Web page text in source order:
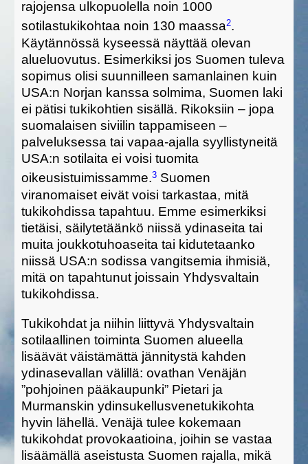
rajojensa ulkopuolella noin 1000
sotilastukikohtaa noin 130 maassa2.
Käytännössä kyseessä näyttää olevan
alueluovutus. Esimerkiksi jos Suomen tuleva
sopimus olisi suunnilleen samanlainen kuin
USA:n Norjan kanssa solmima, Suomen laki
ei pätisi tukikohtien sisällä. Rikoksiin – jopa
suomalaisen siviilin tappamiseen –
palveluksessa tai vapaa-ajalla syyllistyneitä
USA:n sotilaita ei voisi tuomita
oikeusistuimissamme.3Suomen
viranomaiset eivät voisi tarkastaa, mitä
tukikohdissa tapahtuu. Emme esimerkiksi
tietäisi, säilytetäänkö niissä ydinaseita tai
muita joukkotuhoaseita tai kidutetaanko
niissä USA:n sodissa vangitsemia ihmisiä,
mitä on tapahtunut joissain Yhdysvaltain
tukikohdissa.
Tukikohdat ja niihin liittyvä Yhdysvaltain
sotilaallinen toiminta Suomen alueella
lisäävät väistämättä jännitystä kahden
ydinasevallan välillä: ovathan Venäjän
”pohjoinen pääkaupunki” Pietari ja
Murmanskin ydinsukellusvenetukikohta
hyvin lähellä. Venäjä tulee kokemaan
tukikohdat provokaatioina, joihin se vastaa
lisäämällä aseistusta Suomen rajalla, mikä